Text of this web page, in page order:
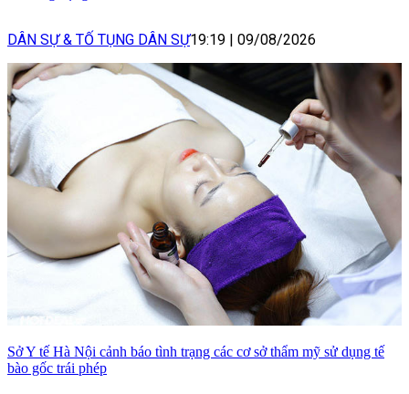
DÂN SỰ & TỐ TỤNG DÂN SỰ19:19 09/08/2026
Sở Y tế Hà Nội cảnh báo tình trạng các cơ sở thẩm mỹ sử dụng tế
bào gốc trái phép